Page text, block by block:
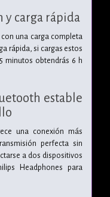
y carga rápida
una carga completa
rápida, si cargas estos
minutos obtendrás 6 h
estable
una conexión más
perfecta sin
a dos dispositivos
Headphones para